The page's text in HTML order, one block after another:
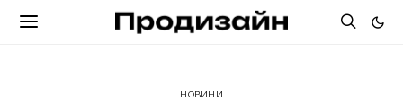
НОВИНИ